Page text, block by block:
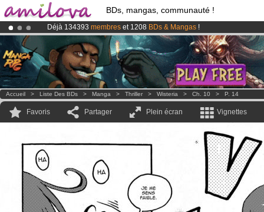
BDs, mangas, communauté !
Déjà 134393 membres et 1208 BDs & Mangas !
Abonnement premium: à partir de3.95 eurospar mois !Clique ici
LeKickstarter Amilova est désormais lancé
Accueil > Liste Des BDs > Manga > Thriller > Wisteria > Ch. 10 > P. 14
Favoris Partager Plein écran Vignettes